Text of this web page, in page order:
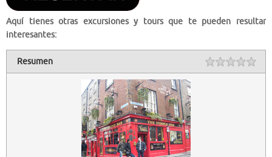
Aquí tienes otras excursiones y tours que te pueden resultar
interesantes:
Resumen